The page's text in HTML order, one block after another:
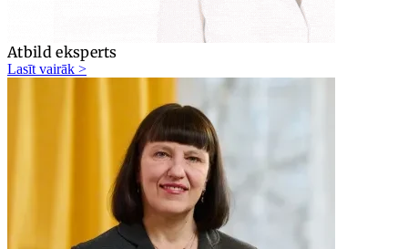
Atbild eksperts
Lasīt vairāk >